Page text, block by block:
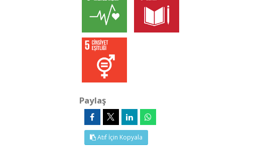
Paylaş
Atıf İçin Kopyala